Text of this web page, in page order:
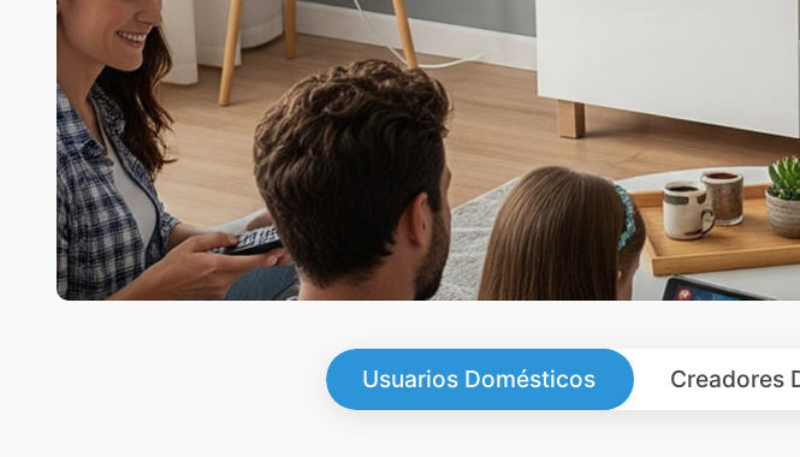
Usuarios Domésticos Creadores